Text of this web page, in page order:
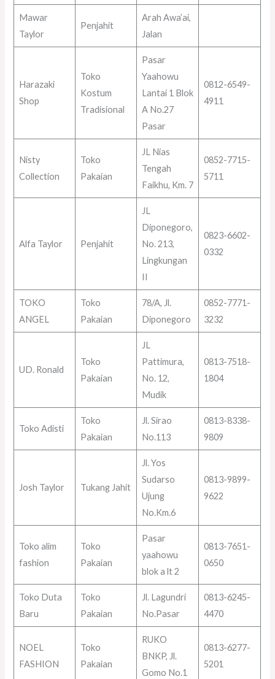
Mawar
Taylor
Penjahit
Arah Awa’ai,
Jalan
Harazaki
Shop
Toko
Kostum
Tradisional
Pasar
Yaahowu
Lantai 1 Blok
A No.27
Pasar
0812-6549-
4911
Nisty
Collection
Toko
Pakaian
JL Nias
Tengah
Faikhu, Km. 7
0852-7715-
5711
Alfa Taylor Penjahit
JL
Diponegoro,
No. 213,
Lingkungan
II
0823-6602-
0332
TOKO
ANGEL
Toko
Pakaian
78/A, Jl.
Diponegoro
0852-7771-
3232
UD. Ronald
Toko
Pakaian
JL
Pattimura,
No. 12,
Mudik
0813-7518-
1804
Toko Adisti
Toko
Pakaian
Jl. Sirao
No.113
0813-8338-
9809
Josh Taylor Tukang Jahit
Jl. Yos
Sudarso
Ujung
No.Km.6
0813-9899-
9622
Toko alim
fashion
Toko
Pakaian
Pasar
yaahowu
blok a lt 2
0813-7651-
0650
Toko Duta
Baru
Toko
Pakaian
Jl. Lagundri
No.Pasar
0813-6245-
4470
NOEL
FASHION
Toko
Pakaian
RUKO
BNKP, Jl.
Gomo No.1
0813-6277-
5201